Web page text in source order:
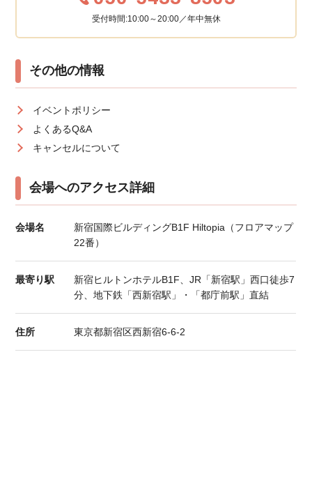
受付時間:10:00～20:00／年中無休
その他の情報
イベントポリシー
よくあるQ&A
キャンセルについて
会場へのアクセス詳細
会場名
新宿国際ビルディングB1F Hiltopia（フロアマップ
22番）
最寄り駅
新宿ヒルトンホテルB1F、JR「新宿駅」西口徒歩7
分、地下鉄「西新宿駅」・「都庁前駅」直結
住所 東京都新宿区西新宿6-6-2